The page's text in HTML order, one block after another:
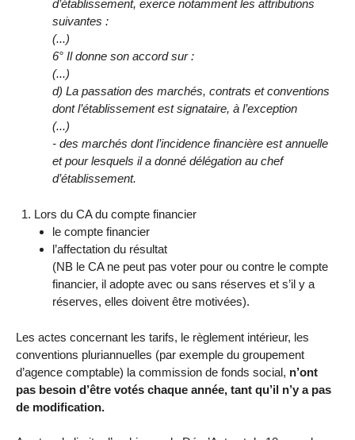
d’établissement, exerce notamment les attributions
suivantes :
(...)
6° Il donne son accord sur :
(...)
d) La passation des marchés, contrats et conventions
dont l’établissement est signataire, à l’exception
(...)
- des marchés dont l’incidence financière est annuelle
et pour lesquels il a donné délégation au chef
d’établissement.
Lors du CA du compte financier
le compte financier
l’affectation du résultat
(NB le CA ne peut pas voter pour ou contre le compte
financier, il adopte avec ou sans réserves et s’il y a
réserves, elles doivent être motivées).
Les actes concernant les tarifs, le règlement intérieur, les
conventions pluriannuelles (par exemple du groupement
d’agence comptable) la commission de fonds social, n’ont
pas besoin d’être votés chaque année, tant qu’il n’y a pas
de modification.